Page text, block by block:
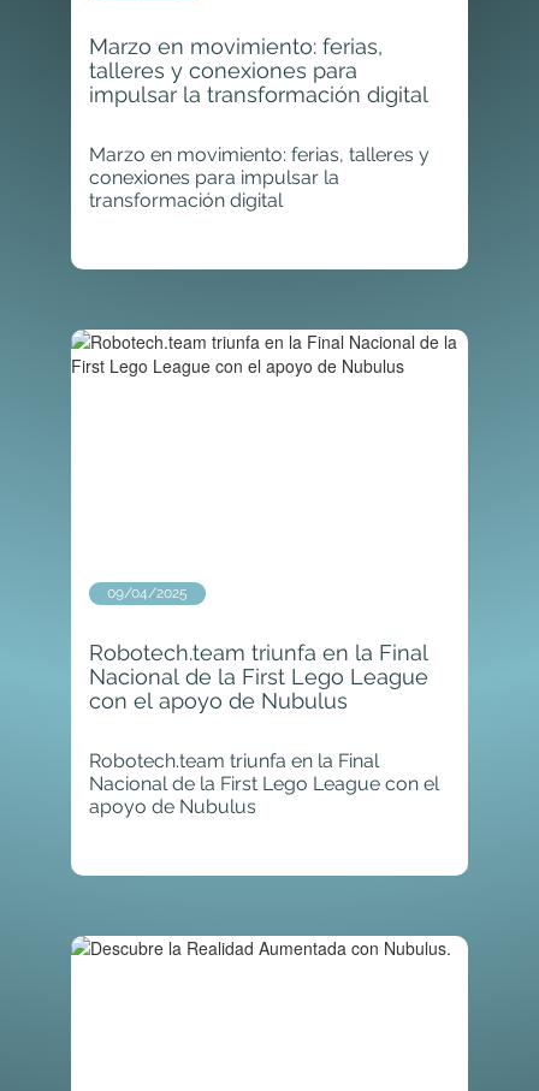
Marzo en movimiento: ferias,
talleres y conexiones para
impulsar la transformación digital
Marzo en movimiento: ferias, talleres y
conexiones para impulsar la
transformación digital
Robotech.team triunfa en la Final
Nacional de la First Lego League
con el apoyo de Nubulus
09/04/2025
Robotech.team triunfa en la Final
Nacional de la First Lego League con el
apoyo de Nubulus